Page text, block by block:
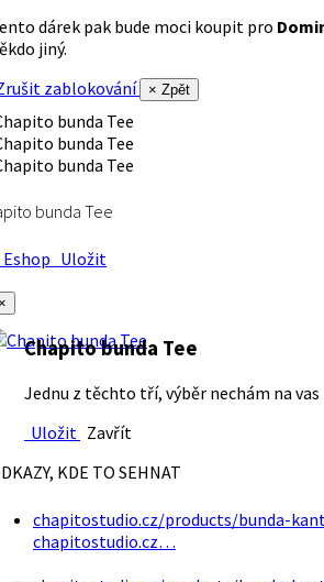
dárek pak bude moci koupit pro
jiný.
zablokování
× Zpět
bunda Tee
Uložit
Chapito bunda Tee
Jednu z těchto tří, výběr nechám na vas
Uložit Zavřít
KDE TO SEHNAT
chapitostudio.cz/products/bunda-
chapitostudio.cz…